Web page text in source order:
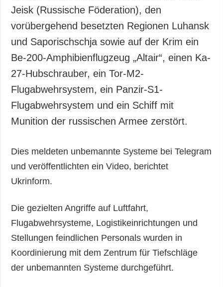
Jeisk (Russische Föderation), den
vorübergehend besetzten Regionen Luhansk
und Saporischschja sowie auf der Krim ein
Be-200-Amphibienflugzeug „Altair“, einen Ka-
27-Hubschrauber, ein Tor-M2-
Flugabwehrsystem, ein Panzir-S1-
Flugabwehrsystem und ein Schiff mit
Munition der russischen Armee zerstört.
Dies meldeten unbemannte Systeme bei Telegram
und veröffentlichten ein Video, berichtet
Ukrinform.
Die gezielten Angriffe auf Luftfahrt,
Flugabwehrsysteme, Logistikeinrichtungen und
Stellungen feindlichen Personals wurden in
Koordinierung mit dem Zentrum für Tiefschläge
der unbemannten Systeme durchgeführt.